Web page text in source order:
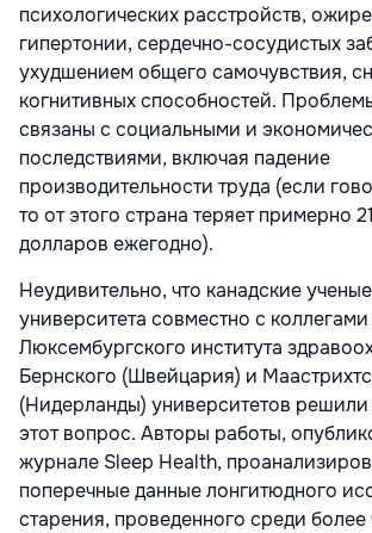
психологических расстройств,
гипертонии, сердечно-сосудистых
ухудшением общего самочувствия,
когнитивных способностей.
связаны с социальными и
последствиями, включая падение
производительности труда (если
то от этого страна теряет примерно
долларов ежегодно).
Неудивительно, что канадские
университета совместно с
Люксембургского института
Бернского (Швейцария) и
(Нидерланды) университетов решили
этот вопрос. Авторы работы,
журнале Sleep Health,
поперечные данные лонгитюдного
старения, проведенного среди